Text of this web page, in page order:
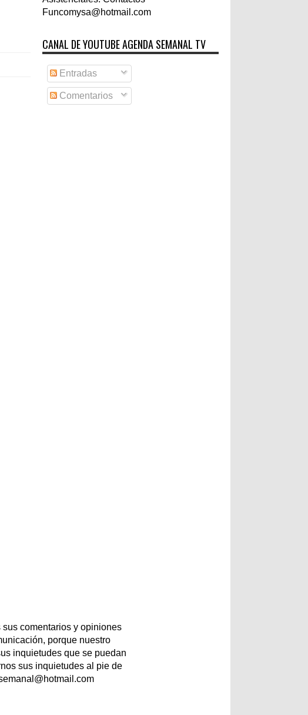
Funcomysa@hotmail.com
CANAL DE YOUTUBE AGENDA SEMANAL TV
Entradas
Comentarios
comentarios y opiniones
porque nuestro
inquietudes que se puedan
sus inquietudes al pie de